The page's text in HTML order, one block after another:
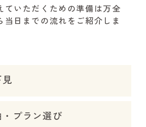
ていただくための準備は万全
当日までの流れをご紹介しま
プラン選び